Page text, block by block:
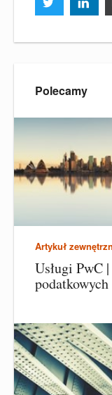
Polecamy
Artykuł
Usługi PwC
podatkowych